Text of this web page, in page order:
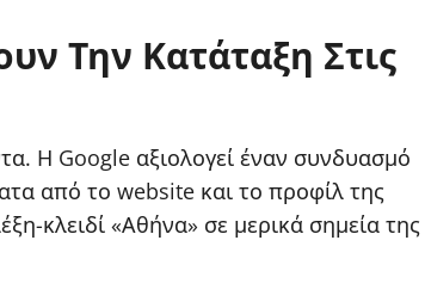
Την Κατάταξη Στις
Η Google αξιολογεί έναν συνδυασμό
από το website και το προφίλ της
κλειδί «Αθήνα» σε μερικά σημεία της